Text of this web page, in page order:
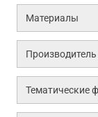
Материалы
Производитель
Тематические